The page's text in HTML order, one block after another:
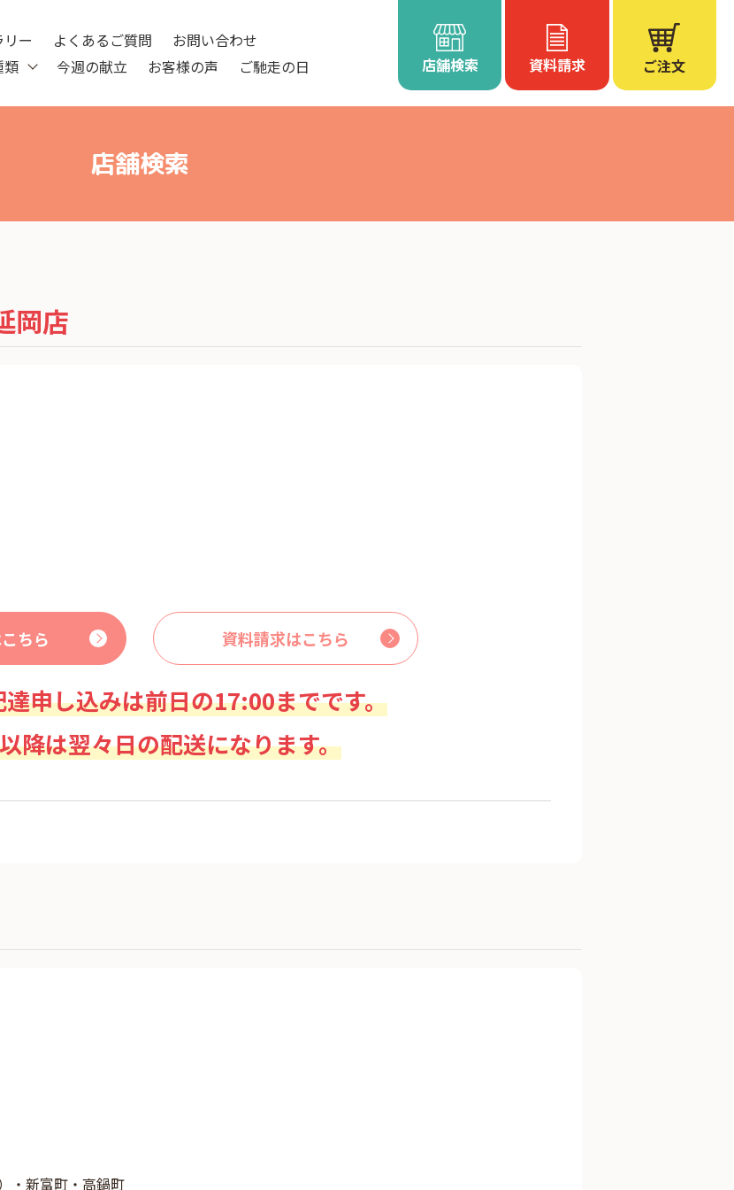
類 今週の献立 お客様の声 ご馳走の日
ー よくあるご質問
お問い合わせ
店舗検索
資料請求 ご注文
店舗検索
岡店
ちら 資料請求はこちら
申し込みは前日の17:00までです。
降は翌々日の配送になります。
・新富町・高鍋町